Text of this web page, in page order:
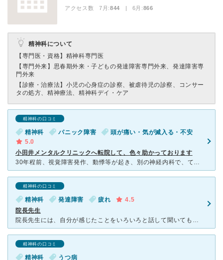
アクセス数 7月:844 | 6月:866
精神科について
【専門医・資格】 精神科専門医
【専門外来】 思春期外来・子どもの発達障害専門外来、発達障害専
門外来
【診療・治療法】 小児の心身症の診察、被虐待児の診察、コンサー
タの処方、精神療法、精神科デイ・ケア
精神科の口コミ
精神科 パニック障害
頭が痛い・気が滅入る・不安
5.0
小田井メンタルクリニックへ転院して、色々助かっております
30年程前、視覚障害発作、動悸等が起き、別の神経内科で、てんかん疑いとして治療していましたが、日向等の明るい所にいるだけで眼痛、頭痛がひどくなったり、サイレンの様な大きな耳鳴り、神経過敏になっていきま
精神科の口コミ
精神科 発達障害 疲れ
4.5
院長先生
院長先生には、自分が感じたことをいろいろと話して聞いてもらい、薬も症状と共に考えて変えていただきました。 新しい新薬が出たら変えてもらい、時には漢方薬やビタミン剤など、その時々に合った処方をしてくれ
精神科の口コミ
精神科
うつ病